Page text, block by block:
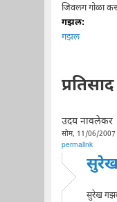
जिवलग गोळा
गझल:
गझल
प्रतिसाद
उदय नावलेकर
सोम, 11/06/2007
permalink
सुरेख